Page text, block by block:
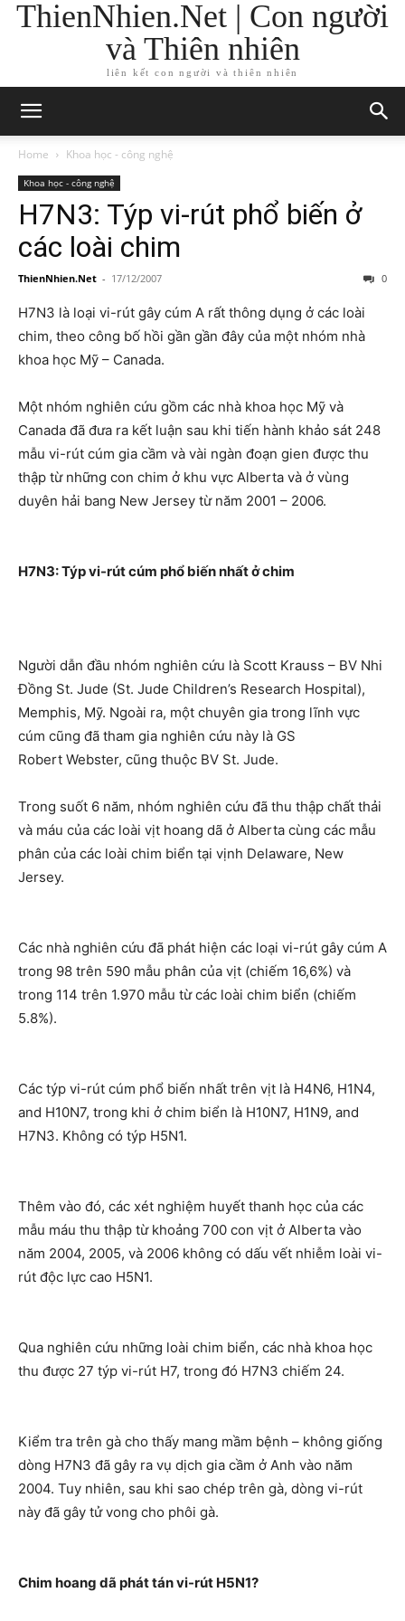
ThienNhien.Net | Con người
và Thiên nhiên
liên kết con người và thiên nhiên
Home Khoa học - công nghệ
Khoa học - công nghệ
H7N3: Týp vi-rút phổ biến ở
các loài chim
ThienNhien.Net - 17/12/2007 0
H7N3 là loại vi-rút gây cúm A rất thông dụng ở các loài
chim, theo công bố hồi gần gần đây của một nhóm nhà
khoa học Mỹ – Canada.
Một nhóm nghiên cứu gồm các nhà khoa học Mỹ và
Canada đã đưa ra kết luận sau khi tiến hành khảo sát 248
mẫu vi-rút cúm gia cầm và vài ngàn đoạn gien được thu
thập từ những con chim ở khu vực Alberta và ở vùng
duyên hải bang New Jersey từ năm 2001 – 2006.
H7N3: Týp vi-rút cúm phổ biến nhất ở chim
Người dẫn đầu nhóm nghiên cứu là Scott Krauss – BV Nhi
Đồng St. Jude (St. Jude Children’s Research Hospital),
Memphis, Mỹ. Ngoài ra, một chuyên gia trong lĩnh vực
cúm cũng đã tham gia nghiên cứu này là GS
Robert Webster, cũng thuộc BV St. Jude.
Trong suốt 6 năm, nhóm nghiên cứu đã thu thập chất thải
và máu của các loài vịt hoang dã ở Alberta cùng các mẫu
phân của các loài chim biển tại vịnh Delaware, New
Jersey.
Các nhà nghiên cứu đã phát hiện các loại vi-rút gây cúm A
trong 98 trên 590 mẫu phân của vịt (chiếm 16,6%) và
trong 114 trên 1.970 mẫu từ các loài chim biển (chiếm
5.8%).
Các týp vi-rút cúm phổ biến nhất trên vịt là H4N6, H1N4,
and H10N7, trong khi ở chim biển là H10N7, H1N9, and
H7N3. Không có týp H5N1.
Thêm vào đó, các xét nghiệm huyết thanh học của các
mẫu máu thu thập từ khoảng 700 con vịt ở Alberta vào
năm 2004, 2005, và 2006 không có dấu vết nhiễm loài vi-
rút độc lực cao H5N1.
Qua nghiên cứu những loài chim biển, các nhà khoa học
thu được 27 týp vi-rút H7, trong đó H7N3 chiếm 24.
Kiểm tra trên gà cho thấy mang mầm bệnh – không giống
dòng H7N3 đã gây ra vụ dịch gia cầm ở Anh vào năm
2004. Tuy nhiên, sau khi sao chép trên gà, dòng vi-rút
này đã gây tử vong cho phôi gà.
Chim hoang dã phát tán vi-rút H5N1?